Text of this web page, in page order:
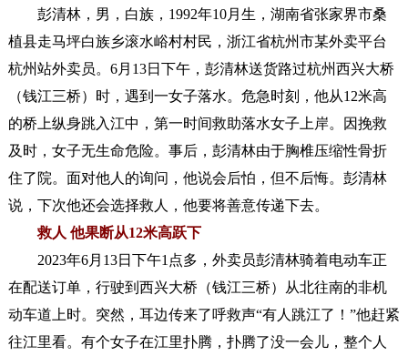
彭清林，男，白族，1992年10月生，湖南省张家界市桑
植县走马坪白族乡滚水峪村村民，浙江省杭州市某外卖平台
杭州站外卖员。6月13日下午，彭清林送货路过杭州西兴大桥
（钱江三桥）时，遇到一女子落水。危急时刻，他从12米高
的桥上纵身跳入江中，第一时间救助落水女子上岸。因挽救
及时，女子无生命危险。事后，彭清林由于胸椎压缩性骨折
住了院。面对他人的询问，他说会后怕，但不后悔。彭清林
说，下次他还会选择救人，他要将善意传递下去。
救人 他果断从12米高跃下
2023年6月13日下午1点多，外卖员彭清林骑着电动车正
在配送订单，行驶到西兴大桥（钱江三桥）从北往南的非机
动车道上时。突然，耳边传来了呼救声“有人跳江了！”他赶紧
往江里看。有个女子在江里扑腾，扑腾了没一会儿，整个人